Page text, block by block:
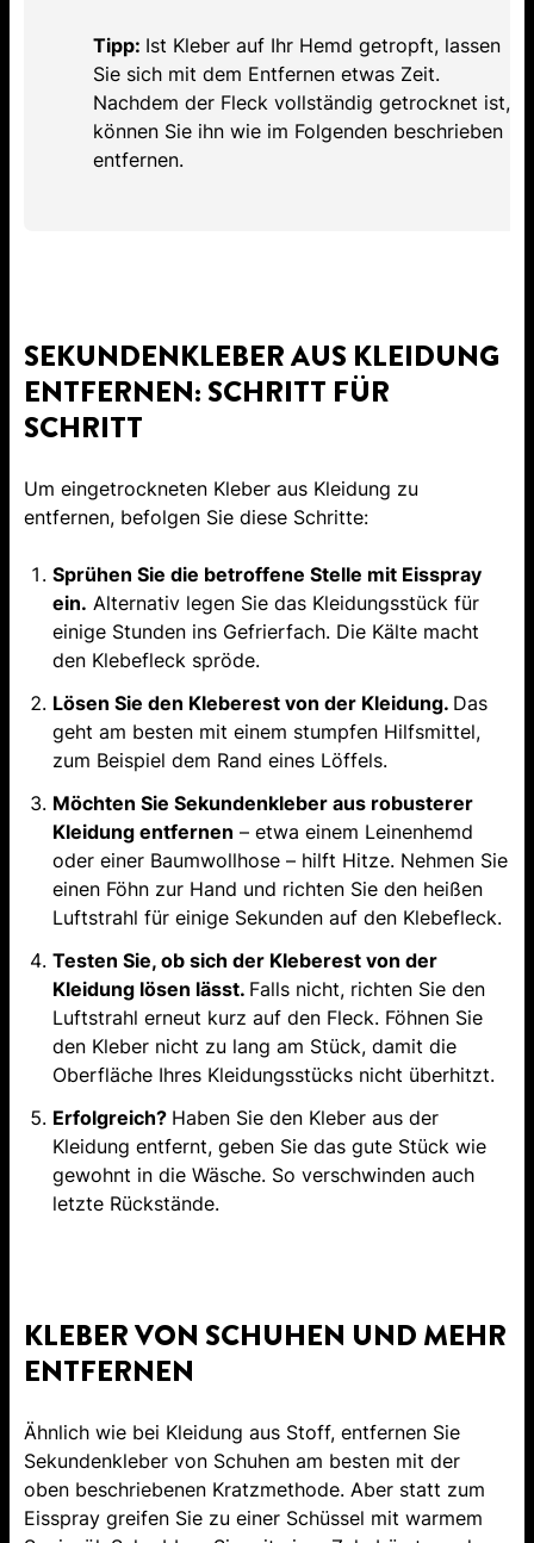
Tipp: Ist Kleber auf Ihr Hemd getropft, lassen
Sie sich mit dem Entfernen etwas Zeit.
Nachdem der Fleck vollständig getrocknet ist,
können Sie ihn wie im Folgenden beschrieben
entfernen.
SEKUNDENKLEBER AUS KLEIDUNG
ENTFERNEN: SCHRITT FÜR
SCHRITT
Um eingetrockneten Kleber aus Kleidung zu
entfernen, befolgen Sie diese Schritte:
Sprühen Sie die betroffene Stelle mit Eisspray
ein. Alternativ legen Sie das Kleidungsstück für
einige Stunden ins Gefrierfach. Die Kälte macht
den Klebefleck spröde.
Lösen Sie den Kleberest von der Kleidung. Das
geht am besten mit einem stumpfen Hilfsmittel,
zum Beispiel dem Rand eines Löffels.
Möchten Sie Sekundenkleber aus robusterer
Kleidung entfernen – etwa einem Leinenhemd
oder einer Baumwollhose – hilft Hitze. Nehmen Sie
einen Föhn zur Hand und richten Sie den heißen
Luftstrahl für einige Sekunden auf den Klebefleck.
Testen Sie, ob sich der Kleberest von der
Kleidung lösen lässt. Falls nicht, richten Sie den
Luftstrahl erneut kurz auf den Fleck. Föhnen Sie
den Kleber nicht zu lang am Stück, damit die
Oberfläche Ihres Kleidungsstücks nicht überhitzt.
Erfolgreich? Haben Sie den Kleber aus der
Kleidung entfernt, geben Sie das gute Stück wie
gewohnt in die Wäsche. So verschwinden auch
letzte Rückstände.
KLEBER VON SCHUHEN UND MEHR
ENTFERNEN
Ähnlich wie bei Kleidung aus Stoff, entfernen Sie
Sekundenkleber von Schuhen am besten mit der
oben beschriebenen Kratzmethode. Aber statt zum
Eisspray greifen Sie zu einer Schüssel mit warmem